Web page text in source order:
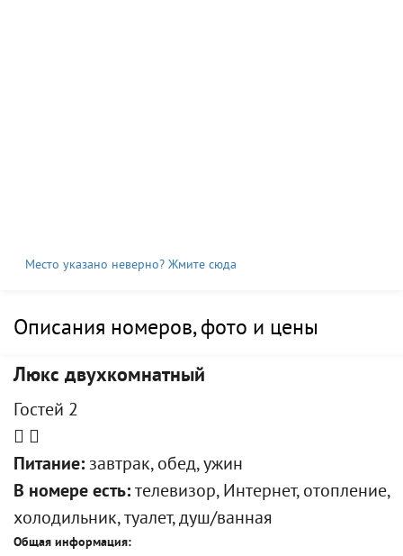
Место указано неверно? Жмите сюда
Описания номеров, фото и цены
Люкс двухкомнатный
Гостей 2
Питание: завтрак, обед, ужин
В номере есть: телевизор, Интернет, отопление,
холодильник, туалет, душ/ванная
Общая информация: